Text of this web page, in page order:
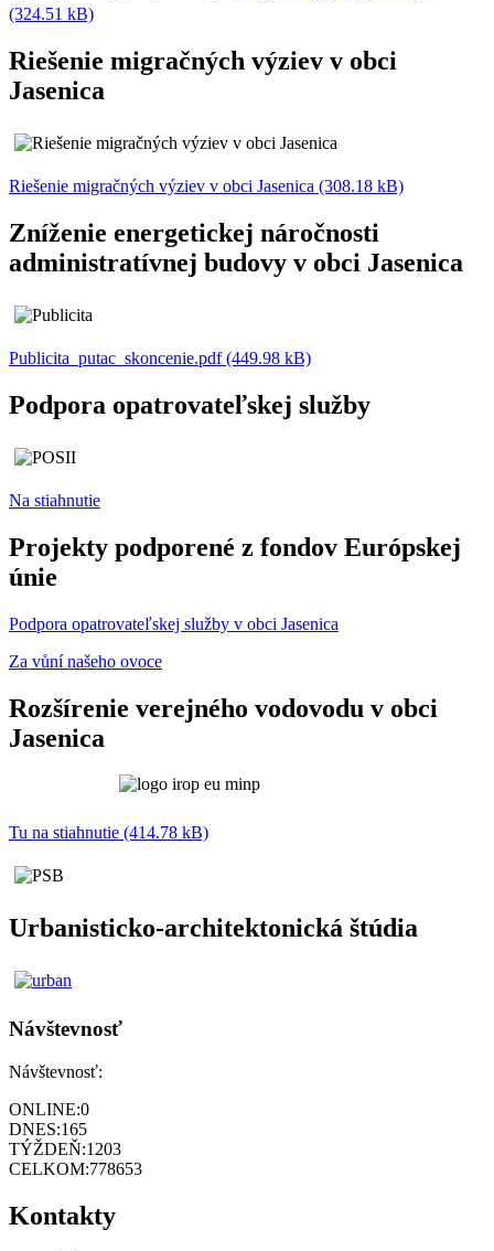
(324.51 kB)
Riešenie migračných výziev v obci
Jasenica
Riešenie migračných výziev v obci Jasenica (308.18 kB)
Zníženie energetickej náročnosti
administratívnej budovy v obci Jasenica
Publicita_putac_skoncenie.pdf (449.98 kB)
Podpora opatrovateľskej služby
Na stiahnutie
Projekty podporené z fondov Európskej
únie
Podpora opatrovateľskej služby v obci Jasenica
Za vůní našeho ovoce
Rozšírenie verejného vodovodu v obci
Jasenica
Tu na stiahnutie (414.78 kB)
Urbanisticko-architektonická štúdia
Návštevnosť
Návštevnosť:
ONLINE:0
DNES:165
TÝŽDEŇ:1203
CELKOM:778653
Kontakty